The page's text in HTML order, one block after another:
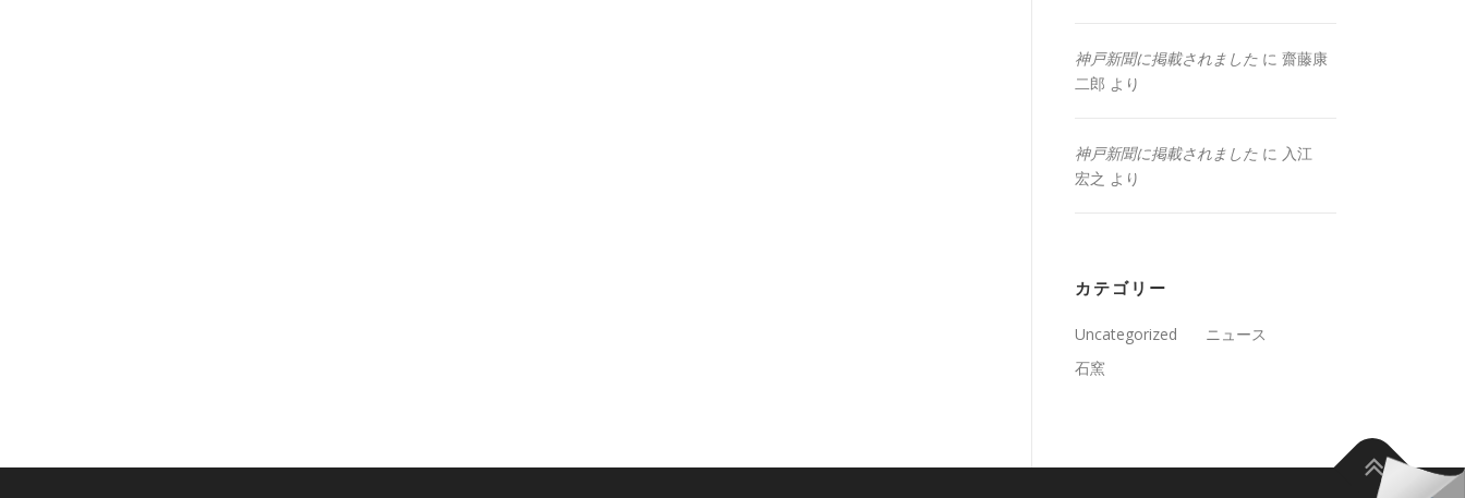
神戸新聞に掲載されました に 齋藤康
二郎 より
神戸新聞に掲載されました に 入江
宏之 より
カテゴリー
Uncategorized
ニュース
石窯